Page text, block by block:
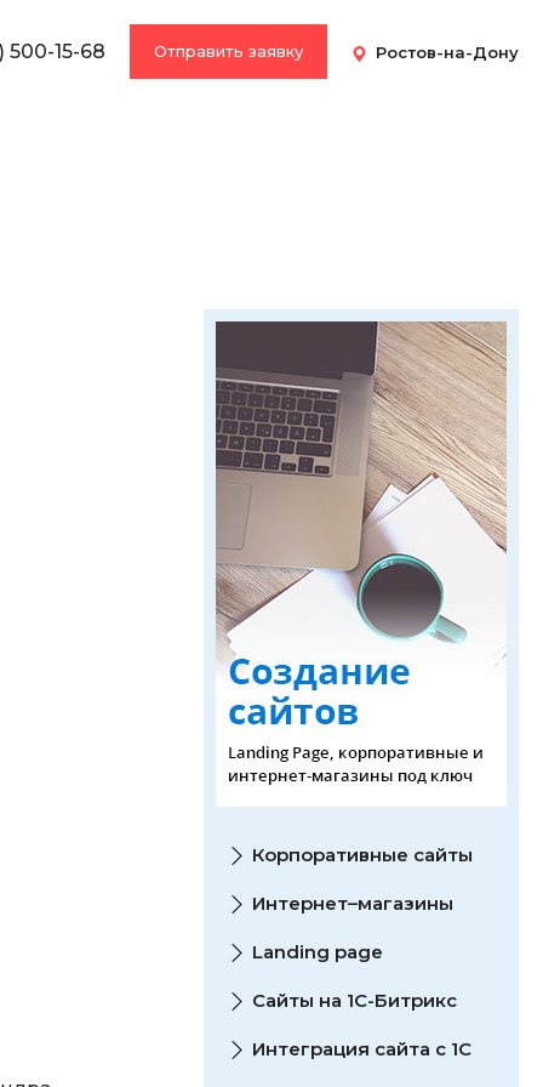
500-15-68 Отправить заявку Ростов-на-Дону
Корпоративные сайты
Интернет–магазины
Landing page
Сайты на 1С-Битрикс
Интеграция сайта с 1С